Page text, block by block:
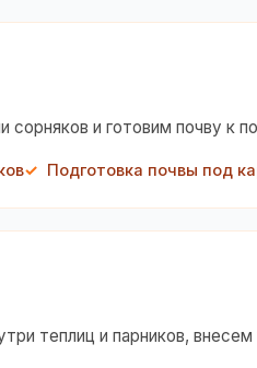
и готовим почву к
Подготовка почвы под
теплиц и парников, внесем